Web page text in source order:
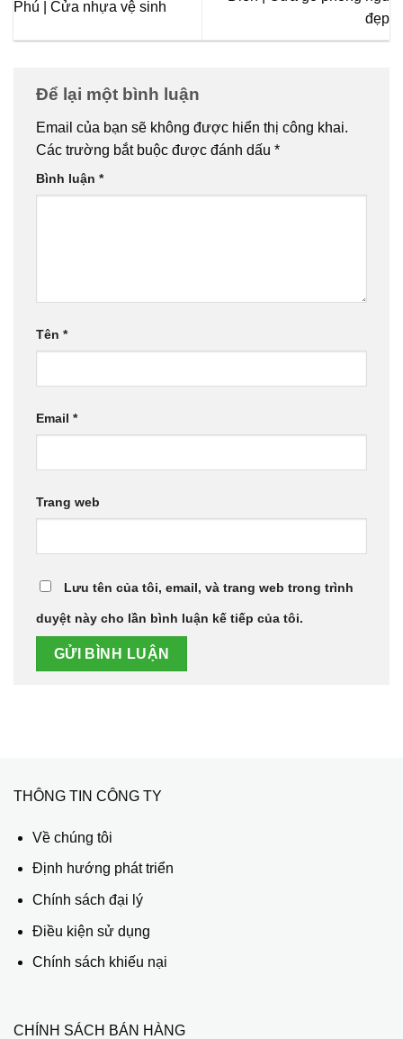
Phú | Cửa nhựa vệ sinh
đẹp
Để lại một bình luận
Email của bạn sẽ không được hiển thị công khai.
Các trường bắt buộc được đánh dấu *
Bình luận *
Tên *
Email *
Trang web
Lưu tên của tôi, email, và trang web trong trình
duyệt này cho lần bình luận kế tiếp của tôi.
THÔNG TIN CÔNG TY
Về chúng tôi
Định hướng phát triển
Chính sách đại lý
Điều kiện sử dụng
Chính sách khiếu nại
CHÍNH SÁCH BÁN HÀNG